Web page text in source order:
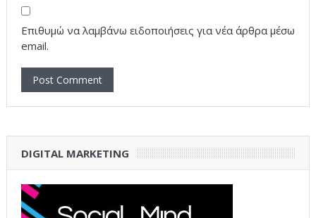
Επιθυμώ να λαμβάνω ειδοποιήσεις για νέα άρθρα μέσω
email.
DIGITAL MARKETING